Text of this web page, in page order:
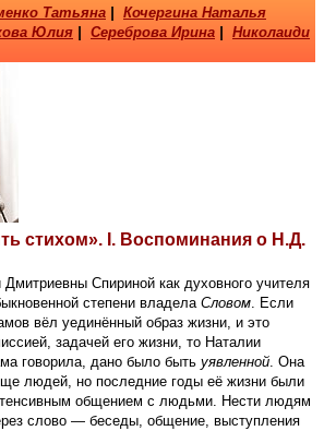
Татьяна
Кочергина Наталья
Юлия Сереброва Ирина
Николаиди
стихом». I. Воспоминания о Н.Д.
Спириной как духовного учителя
степени владела Cловом. Если
вёл уединённый образ жизни, и это
задачей его жизни, то Наталии
говорила, дано было быть уявленной. Она
людей, но последние годы её жизни были
общением с людьми. Нести людям
слово — беседы, общение, выступления